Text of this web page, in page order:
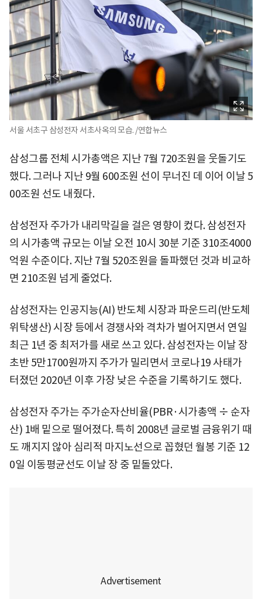
서울 서초구 삼성전자 서초사옥의 모습. /연합뉴스
삼성그룹 전체 시가총액은 지난 7월 720조원을 웃돌기도
했다. 그러나 지난 9월 600조원 선이 무너진 데 이어 이날 5
00조원 선도 내줬다.
삼성전자 주가가 내리막길을 걸은 영향이 컸다. 삼성전자
의 시가총액 규모는 이날 오전 10시 30분 기준 310조4000
억원 수준이다. 지난 7월 520조원을 돌파했던 것과 비교하
면 210조원 넘게 줄었다.
삼성전자는 인공지능(AI) 반도체 시장과 파운드리(반도체
위탁생산) 시장 등에서 경쟁사와 격차가 벌어지면서 연일
최근 1년 중 최저가를 새로 쓰고 있다. 삼성전자는 이날 장
초반 5만1700원까지 주가가 밀리면서 코로나19 사태가
터졌던 2020년 이후 가장 낮은 수준을 기록하기도 했다.
삼성전자 주가는 주가순자산비율(PBR·시가총액 ÷ 순자
산) 1배 밑으로 떨어졌다. 특히 2008년 글로벌 금융위기 때
도 깨지지 않아 심리적 마지노선으로 꼽혔던 월봉 기준 12
0일 이동평균선도 이날 장 중 밑돌았다.